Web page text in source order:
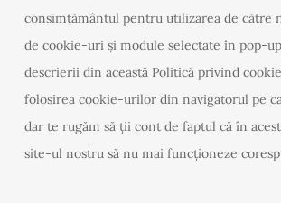
consimțământul pentru utilizarea de către
de cookie-uri și module selectate în pop-
descrierii din această Politică privind
folosirea cookie-urilor din navigatorul pe
dar te rugăm să ții cont de faptul că în
site-ul nostru să nu mai funcționeze